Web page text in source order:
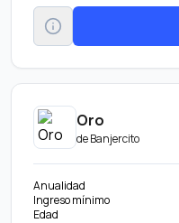
Oro
deBanjercito
Anualidad
Ingreso mínimo
Edad